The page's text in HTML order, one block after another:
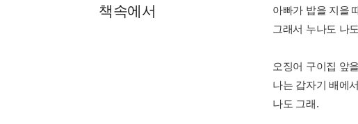
책속에서
아빠가 밥을 지을
그래서 누나도 나
오징어 구이집 앞
나는 갑자기 배에
나도 그래.